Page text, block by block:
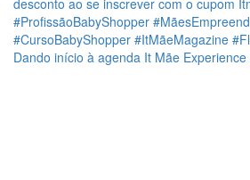
Dando início à agenda It Mãe